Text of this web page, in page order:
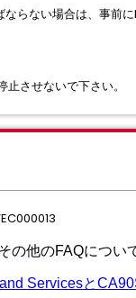
らない場合は、事前
させないで下さい。
他のFAQについ
Servicesと